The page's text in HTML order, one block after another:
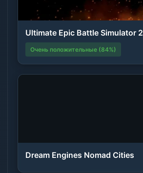
Ultimate Epic Battle Simulator 2
Очень положительные (84%)
Dream Engines Nomad Cities